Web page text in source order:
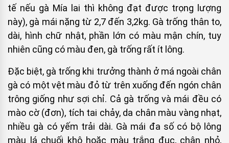
tế nếu gà Mía lai thì không đạt được trọng lượng
này), gà mái nặng từ 2,7 đến 3,2kg. Gà trống thân to,
dài, hình chữ nhật, phần lớn có màu mận chín, tuy
nhiên cũng có màu đen, gà trống rất ít lông.
Đặc biệt, gà trống khi trưởng thành ở má ngoài chân
gà có một vệt màu đỏ từ trên xuống đến ngón chân
trông giống như sợi chỉ. Cả gà trống và mái đều có
mào cờ (đơn), tích tai chảy, da chân màu vàng nhạt,
nhiều gà có yếm trải dài. Gà mái đa số có bộ lông
màu lá chuối khô hoặc màu trắng đục, chân nhỏ,